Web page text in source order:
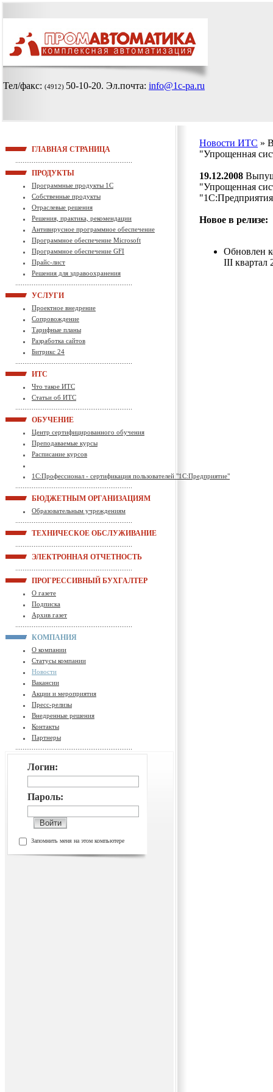
Тел/факс: (4912) 50-10-20. Эл.почта: info@1c-pa.ru
ГЛАВНАЯ СТРАНИЦА
ПРОДУКТЫ
Программные продукты 1С
Собственные продукты
Отраслевые решения
Решения, практика, рекомендации
Антивирусное программное обеспечение
Программное обеспечение Microsoft
Программное обеспечение GFI
Прайс-лист
Решения для здравоохранения
УСЛУГИ
Проектное внедрение
Сопровождение
Тарифные планы
Разработка сайтов
Битрикс 24
ИТС
Что такое ИТС
Статьи об ИТС
ОБУЧЕНИЕ
Центр сертифицированного обучения
Преподаваемые курсы
Расписание курсов
1С:Профессионал - сертификация пользователей "1С:Предприятие"
БЮДЖЕТНЫМ ОРГАНИЗАЦИЯМ
Образовательным учреждениям
ТЕХНИЧЕСКОЕ ОБСЛУЖИВАНИЕ
ЭЛЕКТРОННАЯ ОТЧЕТНОСТЬ
ПРОГРЕССИВНЫЙ БУХГАЛТЕР
О газете
Подписка
Архив газет
КОМПАНИЯ
О компании
Статусы компании
Новости
Вакансии
Акции и мероприятия
Пресс-релизы
Внедренные решения
Контакты
Партнеры
Логин:
Пароль:
Запомнить меня на этом компьютере
Новости ИТС »
"Упрощенная
19.12.2008
"Упрощенная
Новое в релизе:
Обновлен
III квартал